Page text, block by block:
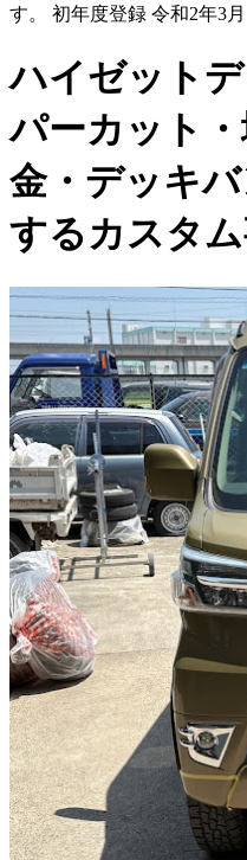
す。 初年度登録 令和2年3月
ハイゼット
パーカット
金・デッキバ
するカスタム